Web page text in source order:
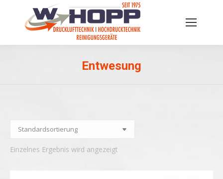
Entwesung
Einzelnes Ergebnis wird angezeigt